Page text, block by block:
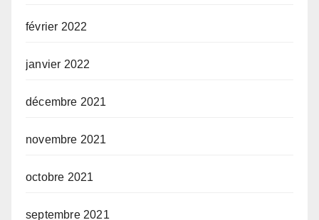
février 2022
janvier 2022
décembre 2021
novembre 2021
octobre 2021
septembre 2021